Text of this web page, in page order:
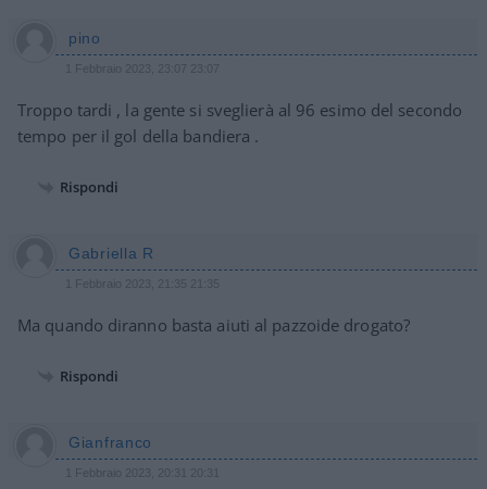
pino
1 Febbraio 2023, 23:07 23:07
Troppo tardi , la gente si sveglierà al 96 esimo del secondo
tempo per il gol della bandiera .
Rispondi
Gabriella R
1 Febbraio 2023, 21:35 21:35
Ma quando diranno basta aiuti al pazzoide drogato?
Rispondi
Gianfranco
1 Febbraio 2023, 20:31 20:31